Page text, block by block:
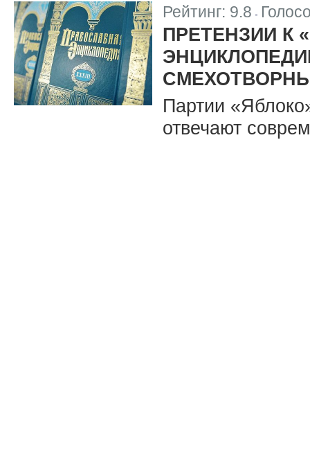
Рейтинг: 9.8 |
ПРЕТЕНЗИИ К
Партии
отвечают